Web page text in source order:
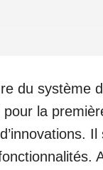
du système
la